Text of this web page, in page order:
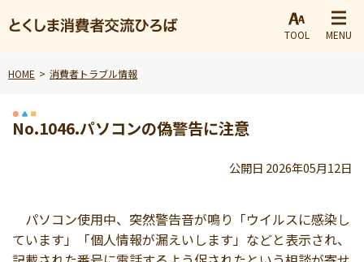
TOOL MENU
HOME 消費者トラブル情報
No.1046.パソコンの偽警告に注意
公開日 2026年05月12日
パソコン使用中、突然警告音が鳴り「ウイルスに感染し
ています」「個人情報が漏えいします」などと表示され、